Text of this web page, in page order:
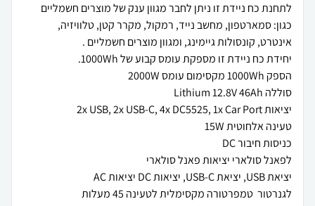
לתחנת כח ניידת זו ניתן לחבר מגוון ענק של מוצרים חשמליים
כגון: סמארטפון, מחשב נייד, רמקול, מקרר קטן, טלוויזיה,